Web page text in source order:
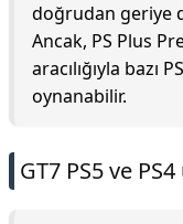
doğrudan geriye
Ancak, PS Plus
aracılığıyla bazı
oynanabilir.
GT7 PS5 ve